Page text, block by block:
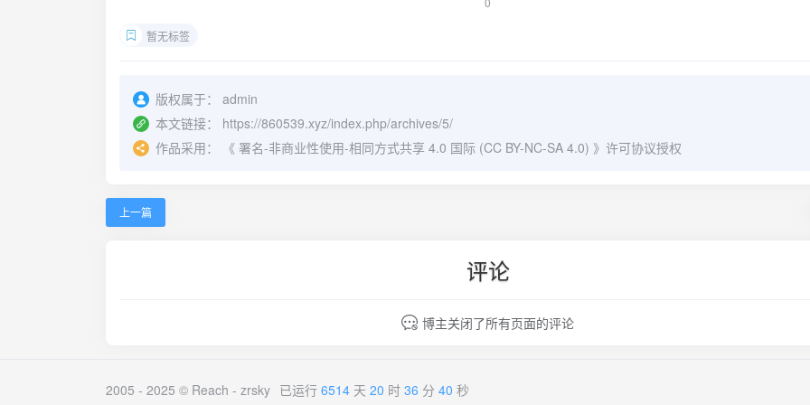
暂无标签
版权属于：
admin
本文链接：
https://860539.xyz/index.php/archives/5/
作品采用：
《 署名-非商业性使用-相同方式共享 4.0 国际 (CC BY-NC-SA 4.0) 》许可协议授权
上一篇
评论
博主关闭了所有页面的评论
2005 - 2025 © Reach - zrsky 已运行 6514 天 20 时 36 分 40 秒